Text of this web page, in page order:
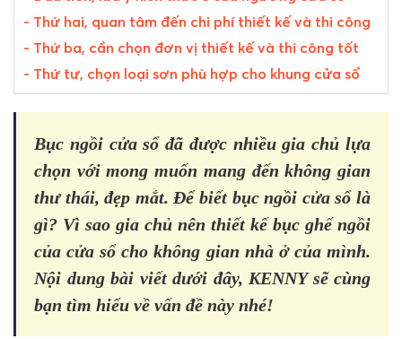
- Thứ hai, quan tâm đến chi phí thiết kế và thi công
- Thứ ba, cần chọn đơn vị thiết kế và thi công tốt
- Thứ tư, chọn loại sơn phù hợp cho khung cửa sổ
Bục ngồi cửa sổ đã được nhiều gia chủ lựa
chọn với mong muốn mang đến không gian
thư thái, đẹp mắt. Để biết bục ngồi cửa sổ là
gì? Vì sao gia chủ nên thiết kế bục ghế ngồi
của cửa sổ cho không gian nhà ở của mình.
Nội dung bài viết dưới đây, KENNY sẽ cùng
bạn tìm hiểu về vấn đề này nhé!